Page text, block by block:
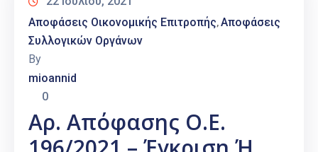
Αποφάσεις Οικονομικής Επιτροπής‚Αποφάσεις
Συλλογικών Οργάνων
By
mioannid
0
Αρ. Απόφασης Ο.Ε.